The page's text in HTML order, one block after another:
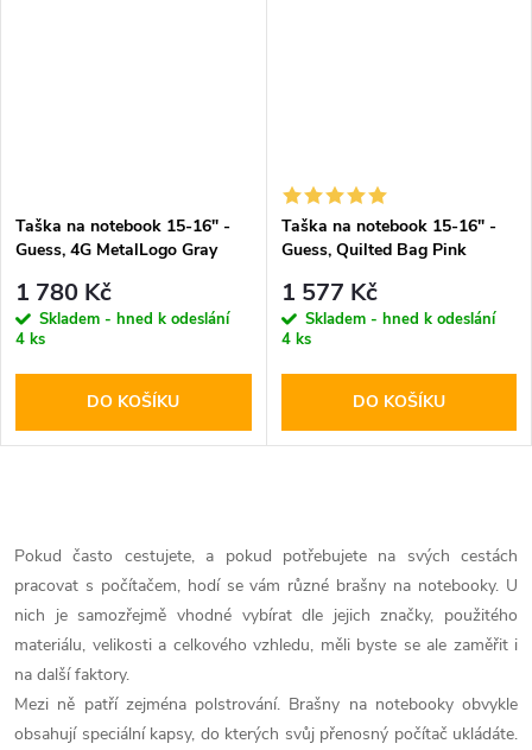
Taška na notebook 15-16" -
Guess, 4G MetalLogo Gray
1 780 Kč
Skladem - hned k odeslání
4 ks
DO KOŠÍKU
Taška na notebook 15-16" -
Guess, Quilted Bag Pink
1 577 Kč
Skladem - hned k odeslání
4 ks
DO KOŠÍKU
v
l
á
d
Pokud často cestujete, a pokud potřebujete na svých cestách
pracovat s počítačem, hodí se vám různé brašny na notebooky. U
nich je samozřejmě vhodné vybírat dle jejich značky, použitého
materiálu, velikosti a celkového vzhledu, měli byste se ale zaměřit i
na další faktory.
Mezi ně patří zejména polstrování. Brašny na notebooky obvykle
obsahují speciální kapsy, do kterých svůj přenosný počítač ukládáte.